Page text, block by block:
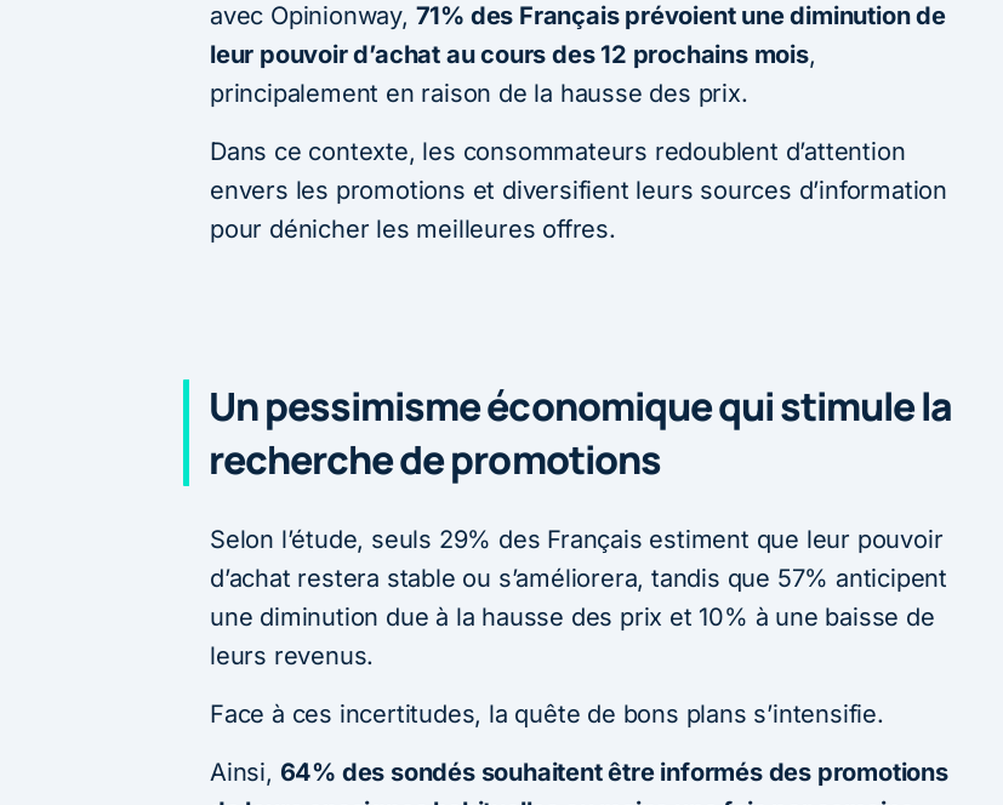
avec Opinionway, 71% des Français prévoient une diminution de
leur pouvoir d’achat au cours des 12 prochains mois,
principalement en raison de la hausse des prix.
Dans ce contexte, les consommateurs redoublent d’attention
envers les promotions et diversifient leurs sources d’information
pour dénicher les meilleures offres.
Un pessimisme économique qui stimule la
recherche de promotions
Selon l’étude, seuls 29% des Français estiment que leur pouvoir
d’achat restera stable ou s’améliorera, tandis que 57% anticipent
une diminution due à la hausse des prix et 10% à une baisse de
leurs revenus.
Face à ces incertitudes, la quête de bons plans s’intensifie.
Ainsi, 64% des sondés souhaitent être informés des promotions